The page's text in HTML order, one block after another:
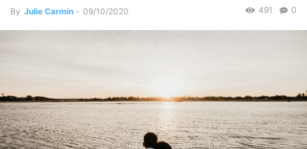
By Julie Carmin - 09/10/2020 0
491